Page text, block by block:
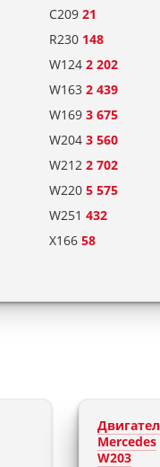
C209 21
R230 148
W124 2 202
W163 2 439
W169 3 675
W204 3 560
W212 2 702
W220 5 575
W251 432
X166 58
Mercedes
W203